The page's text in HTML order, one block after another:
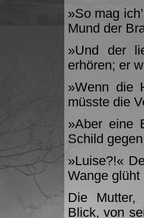
»So mag
Mund der
»Und der
erhören; er
»Wenn die
müsste die
»Aber eine
Schild
»Luise?!«
Wange
Die Mutter,
Blick, von